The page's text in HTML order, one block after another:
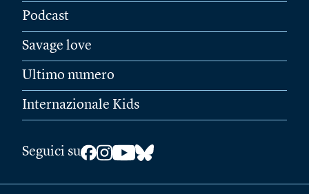
Podcast
Savage love
Ultimo numero
Internazionale Kids
Seguici su